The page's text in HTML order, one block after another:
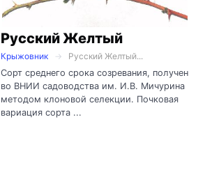
Русский Желтый
Крыжовник
Русский Желтый...
Сорт среднего срока созревания, получен
во ВНИИ садоводства им. И.В. Мичурина
методом клоновой селекции. Почковая
вариация сорта ...